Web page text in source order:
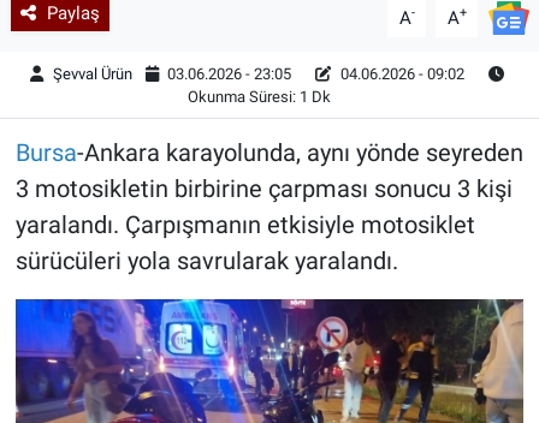
Paylaş A- A+
Şevval Ürün 03.06.2026 - 23:05
04.06.2026 - 09:02
Okunma Süresi: 1 Dk
Bursa-Ankara karayolunda, aynı yönde seyreden
3 motosikletin birbirine çarpması sonucu 3 kişi
yaralandı. Çarpışmanın etkisiyle motosiklet
sürücüleri yola savrularak yaralandı.
Yazarlar
Astroloji-Rüya